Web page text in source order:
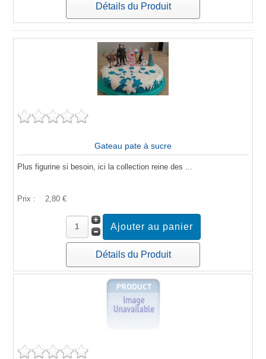
Détails du Produit
Gateau pate à sucre
Plus figurine si besoin, ici la collection reine des ...
Prix : 2,80 €
Détails du Produit